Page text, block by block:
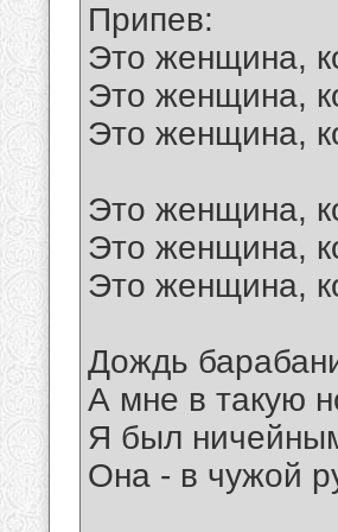
Припев:
Это женщина,
Это женщина,
Это женщина,
Это женщина,
Это женщина,
Это женщина,
Дождь
А мне в такую
Я был
Она - в чужой